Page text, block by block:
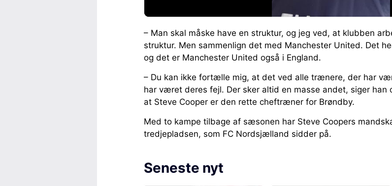
– Man skal måske have en struktur, og jeg ved, at klubben
struktur. Men sammenlign det med Manchester United. Det
og det er Manchester United også i England.
– Du kan ikke fortælle mig, at det ved alle trænere, der har
har været deres fejl. Der sker altid en masse andet, siger han
at Steve Cooper er den rette cheftræner for Brøndby.
Med to kampe tilbage af sæsonen har Steve Coopers
tredjepladsen, som FC Nordsjælland sidder på.
Seneste nyt